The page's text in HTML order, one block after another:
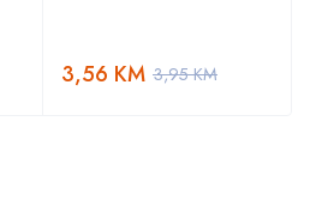
3,95KM
3,56 KM